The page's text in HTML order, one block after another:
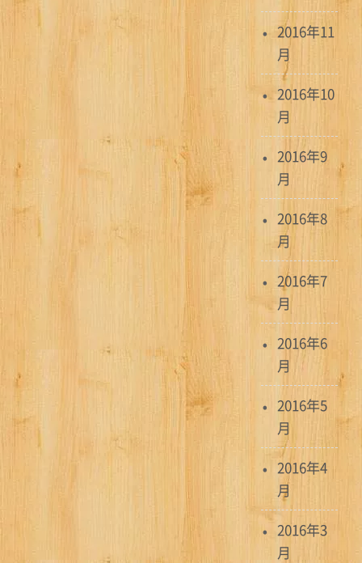
2016年11
月
2016年10
月
2016年9
月
2016年8
月
2016年7
月
2016年6
月
2016年5
月
2016年4
月
2016年3
月